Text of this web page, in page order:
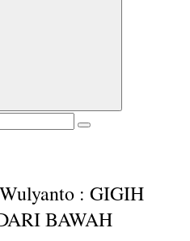
: GIGIH
BAWAH